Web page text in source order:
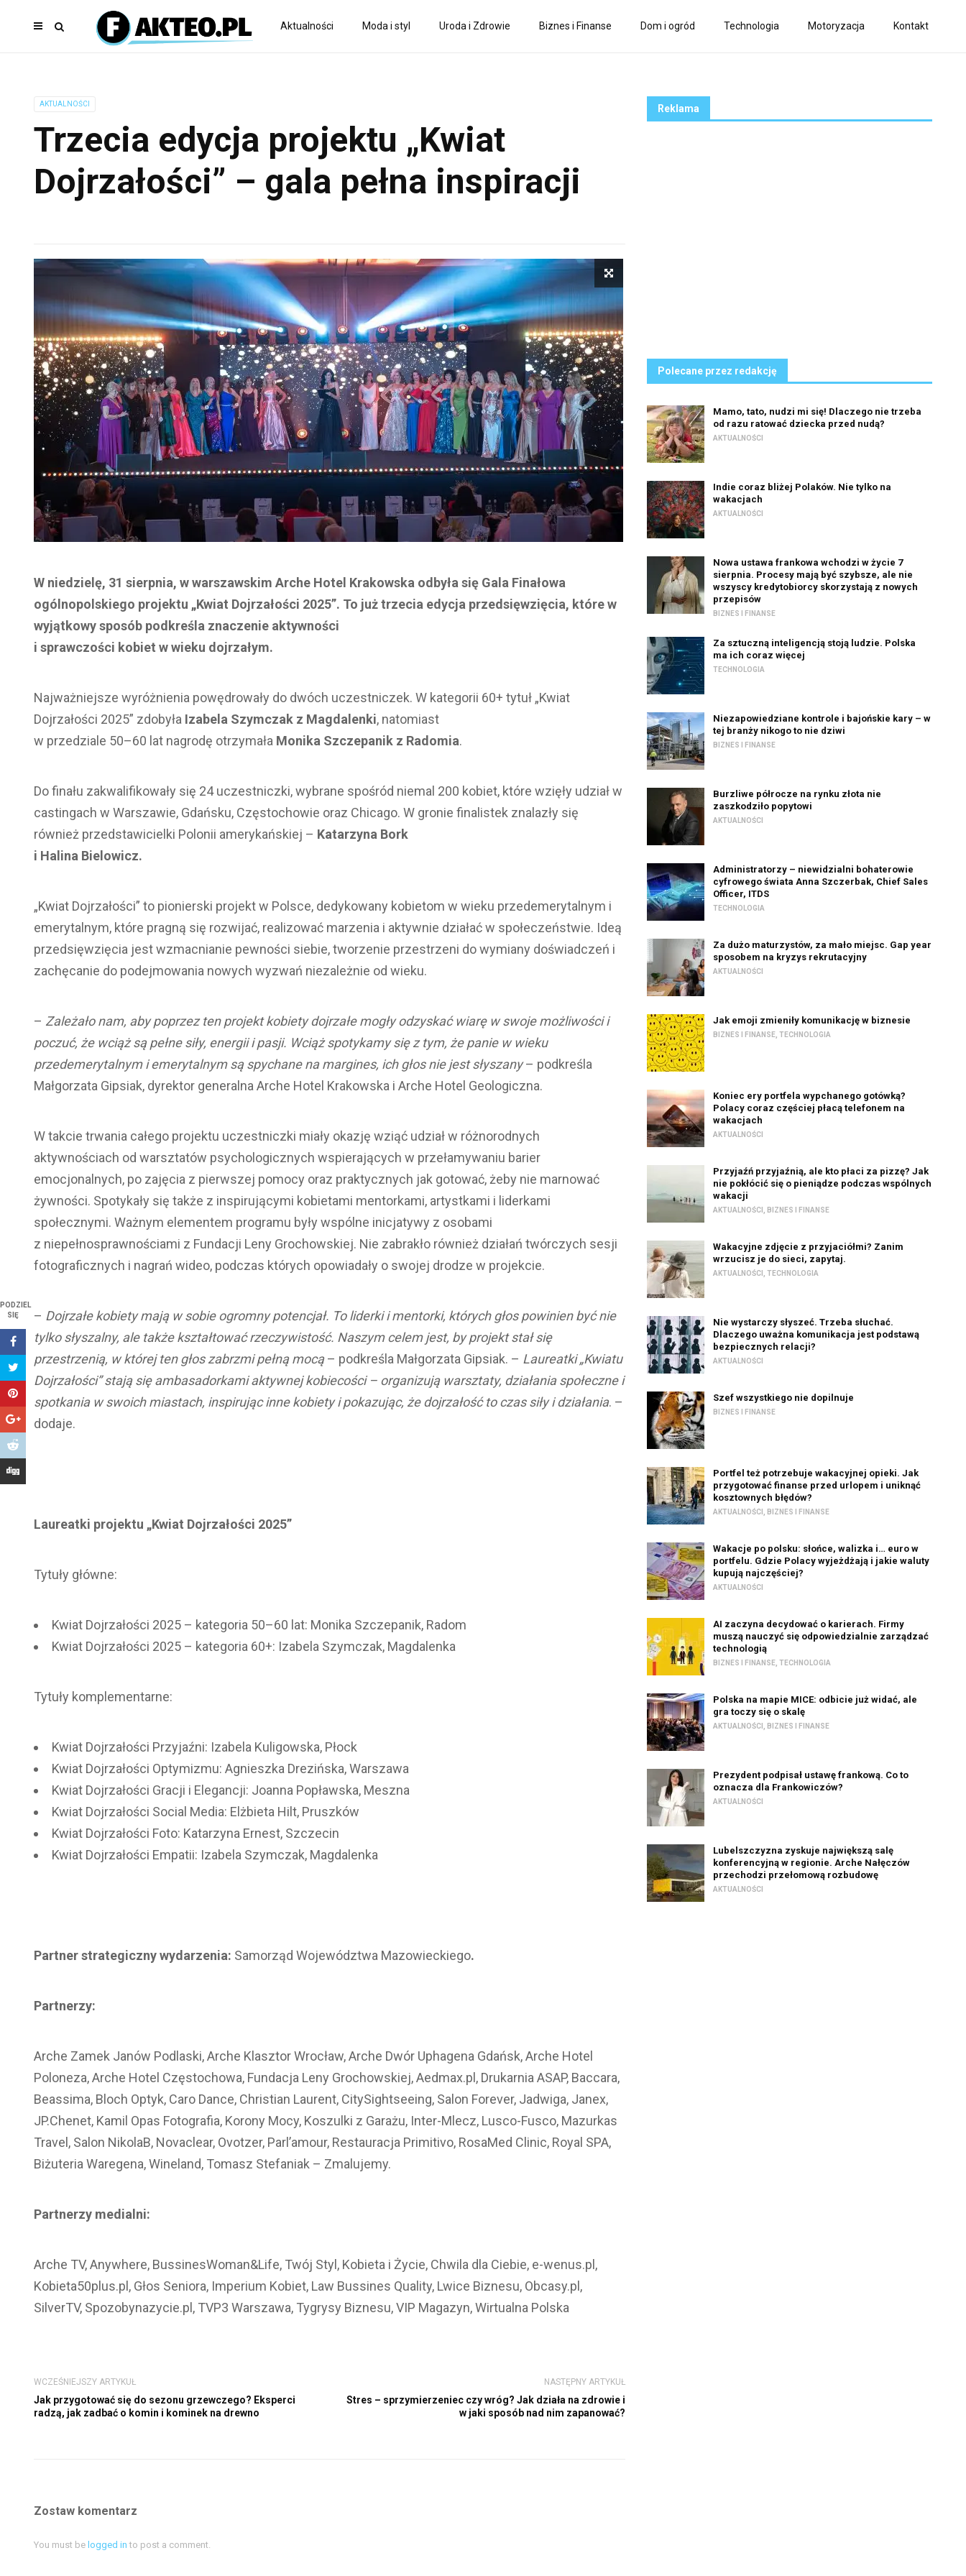
Aktualności Moda i styl Uroda i Zdrowie Biznes i Finanse Dom i ogród Technologia Motoryzacja Kontakt
AKTUALNOŚCI
Trzecia edycja projektu „Kwiat
Dojrzałości” – gala pełna inspiracji
PODZIEL
SIĘ
W niedzielę, 31 sierpnia, w warszawskim Arche Hotel Krakowska odbyła się Gala Finałowa
ogólnopolskiego projektu „Kwiat Dojrzałości 2025”. To już trzecia edycja przedsięwzięcia, które w
wyjątkowy sposób podkreśla znaczenie aktywności
i sprawczości kobiet w wieku dojrzałym.
Najważniejsze wyróżnienia powędrowały do dwóch uczestniczek. W kategorii 60+ tytuł „Kwiat
Dojrzałości 2025” zdobyła Izabela Szymczak z Magdalenki, natomiast
w przedziale 50–60 lat nagrodę otrzymała Monika Szczepanik z Radomia.
Do finału zakwalifikowały się 24 uczestniczki, wybrane spośród niemal 200 kobiet, które wzięły udział w
castingach w Warszawie, Gdańsku, Częstochowie oraz Chicago. W gronie finalistek znalazły się
również przedstawicielki Polonii amerykańskiej – Katarzyna Bork
i Halina Bielowicz.
„Kwiat Dojrzałości” to pionierski projekt w Polsce, dedykowany kobietom w wieku przedemerytalnym i
emerytalnym, które pragną się rozwijać, realizować marzenia i aktywnie działać w społeczeństwie. Ideą
przedsięwzięcia jest wzmacnianie pewności siebie, tworzenie przestrzeni do wymiany doświadczeń i
zachęcanie do podejmowania nowych wyzwań niezależnie od wieku.
– Zależało nam, aby poprzez ten projekt kobiety dojrzałe mogły odzyskać wiarę w swoje możliwości i
poczuć, że wciąż są pełne siły, energii i pasji. Wciąż spotykamy się z tym, że panie w wieku
przedemerytalnym i emerytalnym są spychane na margines, ich głos nie jest słyszany– podkreśla
Małgorzata Gipsiak, dyrektor generalna Arche Hotel Krakowska i Arche Hotel Geologiczna.
W takcie trwania całego projektu uczestniczki miały okazję wziąć udział w różnorodnych
aktywnościach od warsztatów psychologicznych wspierających w przełamywaniu barier
emocjonalnych, po zajęcia z pierwszej pomocy oraz praktycznych jak gotować, żeby nie marnować
żywności. Spotykały się także z inspirującymi kobietami mentorkami, artystkami i liderkami
społecznymi. Ważnym elementem programu były wspólne inicjatywy z osobami
z niepełnosprawnościami z Fundacji Leny Grochowskiej. Nie zabrakło również działań twórczych sesji
fotograficznych i nagrań wideo, podczas których opowiadały o swojej drodze w projekcie.
– Dojrzałe kobiety mają w sobie ogromny potencjał. To liderki i mentorki, których głos powinien być nie
tylko słyszalny, ale także kształtować rzeczywistość. Naszym celem jest, by projekt stał się
przestrzenią, w której ten głos zabrzmi pełną mocą– podkreśla Małgorzata Gipsiak. – Laureatki „Kwiatu
Dojrzałości” stają się ambasadorkami aktywnej kobiecości – organizują warsztaty, działania społeczne i
spotkania w swoich miastach, inspirując inne kobiety i pokazując, że dojrzałość to czas siły i działania. –
dodaje.
Laureatki projektu „Kwiat Dojrzałości 2025”
Tytuły główne:
Kwiat Dojrzałości 2025 – kategoria 50–60 lat: Monika Szczepanik, Radom
Kwiat Dojrzałości 2025 – kategoria 60+: Izabela Szymczak, Magdalenka
Tytuły komplementarne:
Kwiat Dojrzałości Przyjaźni: Izabela Kuligowska, Płock
Kwiat Dojrzałości Optymizmu: Agnieszka Drezińska, Warszawa
Kwiat Dojrzałości Gracji i Elegancji: Joanna Popławska, Meszna
Kwiat Dojrzałości Social Media: Elżbieta Hilt, Pruszków
Kwiat Dojrzałości Foto: Katarzyna Ernest, Szczecin
Kwiat Dojrzałości Empatii: Izabela Szymczak, Magdalenka
Partner strategiczny wydarzenia: Samorząd Województwa Mazowieckiego.
Partnerzy:
Arche Zamek Janów Podlaski, Arche Klasztor Wrocław, Arche Dwór Uphagena Gdańsk, Arche Hotel
Poloneza, Arche Hotel Częstochowa, Fundacja Leny Grochowskiej, Aedmax.pl, Drukarnia ASAP, Baccara,
Beassima, Bloch Optyk, Caro Dance, Christian Laurent, CitySightseeing, Salon Forever, Jadwiga, Janex,
JP.Chenet, Kamil Opas Fotografia, Korony Mocy, Koszulki z Garażu, Inter-Mlecz, Lusco-Fusco, Mazurkas
Travel, Salon NikolaB, Novaclear, Ovotzer, Parl’amour, Restauracja Primitivo, RosaMed Clinic, Royal SPA,
Biżuteria Waregena, Wineland, Tomasz Stefaniak – Zmalujemy.
Partnerzy medialni:
Arche TV, Anywhere, BussinesWoman&Life, Twój Styl, Kobieta i Życie, Chwila dla Ciebie, e-wenus.pl,
Kobieta50plus.pl, Głos Seniora, Imperium Kobiet, Law Bussines Quality, Lwice Biznesu, Obcasy.pl,
SilverTV, Spozobynazycie.pl, TVP3 Warszawa, Tygrysy Biznesu, VIP Magazyn, Wirtualna Polska
WCZEŚNIEJSZY ARTYKUŁ
Jak przygotować się do sezonu grzewczego? Eksperci
radzą, jak zadbać o komin i kominek na drewno
NASTĘPNY ARTYKUŁ
Stres – sprzymierzeniec czy wróg? Jak działa na zdrowie i
w jaki sposób nad nim zapanować?
Zostaw komentarz
You must be logged in to post a comment.
Reklama
Polecane przez redakcję
Mamo, tato, nudzi mi się! Dlaczego nie trzeba
od razu ratować dziecka przed nudą?
AKTUALNOŚCI
Indie coraz bliżej Polaków. Nie tylko na
wakacjach
AKTUALNOŚCI
Nowa ustawa frankowa wchodzi w życie 7
sierpnia. Procesy mają być szybsze, ale nie
wszyscy kredytobiorcy skorzystają z nowych
przepisów
BIZNES I FINANSE
Za sztuczną inteligencją stoją ludzie. Polska
ma ich coraz więcej
TECHNOLOGIA
Niezapowiedziane kontrole i bajońskie kary – w
tej branży nikogo to nie dziwi
BIZNES I FINANSE
Burzliwe półrocze na rynku złota nie
zaszkodziło popytowi
AKTUALNOŚCI
Administratorzy – niewidzialni bohaterowie
cyfrowego świata Anna Szczerbak, Chief Sales
Officer, ITDS
TECHNOLOGIA
Za dużo maturzystów, za mało miejsc. Gap year
sposobem na kryzys rekrutacyjny
AKTUALNOŚCI
Jak emoji zmieniły komunikację w biznesie
BIZNES I FINANSE ,TECHNOLOGIA
Koniec ery portfela wypchanego gotówką?
Polacy coraz częściej płacą telefonem na
wakacjach
AKTUALNOŚCI
Przyjaźń przyjaźnią, ale kto płaci za pizzę? Jak
nie pokłócić się o pieniądze podczas wspólnych
wakacji
AKTUALNOŚCI BIZNES I FINANSE
Wakacyjne zdjęcie z przyjaciółmi? Zanim
wrzucisz je do sieci, zapytaj.
AKTUALNOŚCI ,TECHNOLOGIA
Nie wystarczy słyszeć. Trzeba słuchać.
Dlaczego uważna komunikacja jest podstawą
bezpiecznych relacji?
AKTUALNOŚCI
Szef wszystkiego nie dopilnuje
BIZNES I FINANSE
Portfel też potrzebuje wakacyjnej opieki. Jak
przygotować finanse przed urlopem i uniknąć
kosztownych błędów?
AKTUALNOŚCI BIZNES I FINANSE
Wakacje po polsku: słońce, walizka i… euro w
portfelu. Gdzie Polacy wyjeżdżają i jakie waluty
kupują najczęściej?
AKTUALNOŚCI
AI zaczyna decydować o karierach. Firmy
muszą nauczyć się odpowiedzialnie zarządzać
technologią
BIZNES I FINANSE ,TECHNOLOGIA
Polska na mapie MICE: odbicie już widać, ale
gra toczy się o skalę
AKTUALNOŚCI BIZNES I FINANSE
Prezydent podpisał ustawę frankową. Co to
oznacza dla Frankowiczów?
AKTUALNOŚCI
Lubelszczyzna zyskuje największą salę
konferencyjną w regionie. Arche Nałęczów
przechodzi przełomową rozbudowę
AKTUALNOŚCI